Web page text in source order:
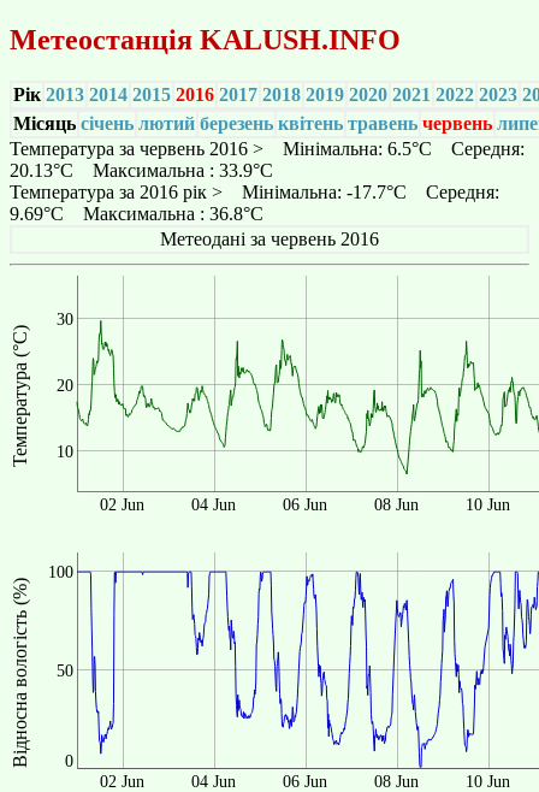
Метеостанція KALUSH.INFO
Рік 2013 2014 2015 2016 2017 2018 2019 2020 2021 2022 2023
Місяць січень лютий березень квітень травень червень
Температура за червень 2016 > Мінімальна: 6.5°C Середня:
20.13°C Максимальна : 33.9°C
Температура за 2016 рік > Мінімальна: -17.7°C Середня:
9.69°C Максимальна : 36.8°C
Метеодані за червень 2016
Температура (°C) 10
20
30
02 Jun 04 Jun 06 Jun 08 Jun 10 Jun
Відносна вологість (%) 0
50
100
02 Jun 04 Jun 06 Jun 08 Jun 10 Jun